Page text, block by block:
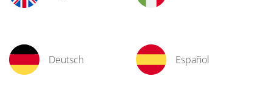
Deutsch Español